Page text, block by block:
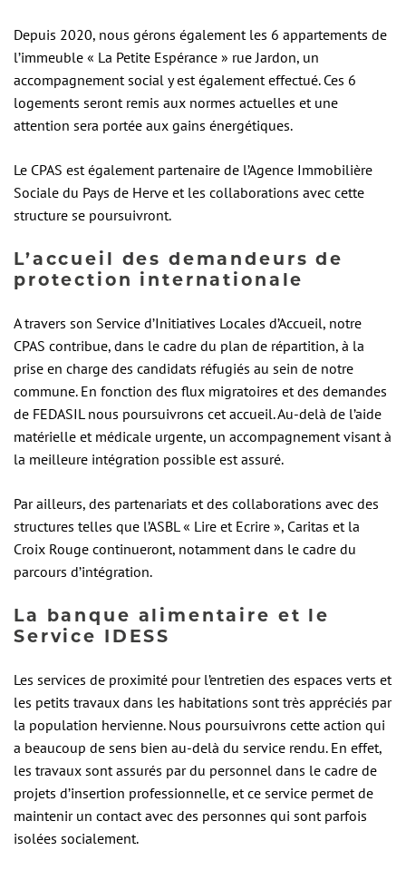
Depuis 2020, nous gérons également les 6 appartements de
l’immeuble « La Petite Espérance » rue Jardon, un
accompagnement social y est également effectué. Ces 6
logements seront remis aux normes actuelles et une
attention sera portée aux gains énergétiques.
Le CPAS est également partenaire de l’Agence Immobilière
Sociale du Pays de Herve et les collaborations avec cette
structure se poursuivront.
L’accueil des demandeurs de
protection internationale
A travers son Service d’Initiatives Locales d’Accueil, notre
CPAS contribue, dans le cadre du plan de répartition, à la
prise en charge des candidats réfugiés au sein de notre
commune. En fonction des flux migratoires et des demandes
de FEDASIL nous poursuivrons cet accueil. Au-delà de l’aide
matérielle et médicale urgente, un accompagnement visant à
la meilleure intégration possible est assuré.
Par ailleurs, des partenariats et des collaborations avec des
structures telles que l’ASBL « Lire et Ecrire », Caritas et la
Croix Rouge continueront, notamment dans le cadre du
parcours d’intégration.
La banque alimentaire et le
Service IDESS
Les services de proximité pour l’entretien des espaces verts et
les petits travaux dans les habitations sont très appréciés par
la population hervienne. Nous poursuivrons cette action qui
a beaucoup de sens bien au-delà du service rendu. En effet,
les travaux sont assurés par du personnel dans le cadre de
projets d’insertion professionnelle, et ce service permet de
maintenir un contact avec des personnes qui sont parfois
isolées socialement.